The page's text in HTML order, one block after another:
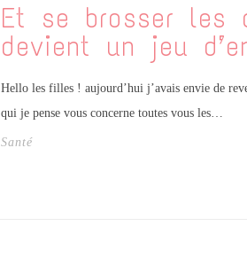
Et se brosser les
devient un jeu
Hello les filles ! aujourd’hui j’avais envie de
qui je pense vous concerne toutes vous les…
Santé